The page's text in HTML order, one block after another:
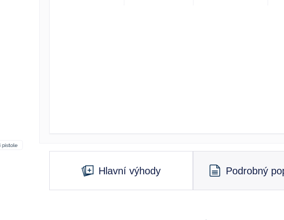
Hlavní výhody Podrobný